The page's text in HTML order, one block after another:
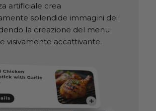
artificiale crea
splendide immagini dei
la creazione del menu
visivamente accattivante.